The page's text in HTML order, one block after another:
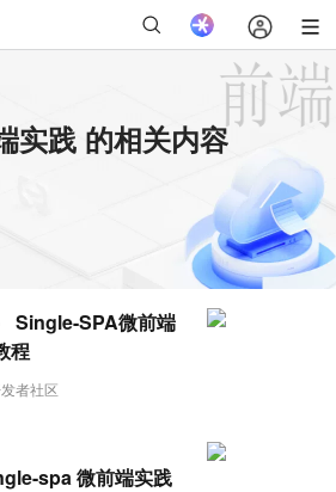
实践 的相关内容
者社区
Single-SPA微前端
程
spa 微前端实践